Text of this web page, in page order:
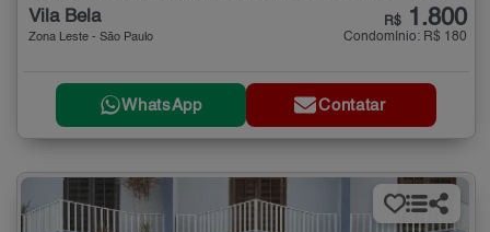
Vila Bela
Zona Leste - São Paulo
R$ 1.800
Condomínio: R$ 180
WhatsApp Contatar